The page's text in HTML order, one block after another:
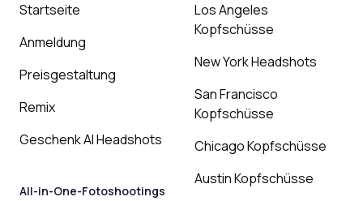
Startseite
Anmeldung
Preisgestaltung
Remix
Geschenk AI Headshots
All-in-One-Fotoshootings
Los Angeles
Kopfschüsse
New York Headshots
San Francisco
Kopfschüsse
Chicago Kopfschüsse
Austin Kopfschüsse